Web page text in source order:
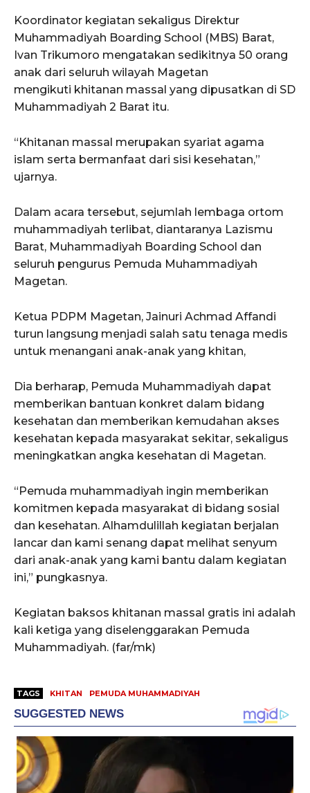
Koordinator kegiatan sekaligus Direktur
Muhammadiyah Boarding School (MBS) Barat,
Ivan Trikumoro mengatakan sedikitnya 50 orang
anak dari seluruh wilayah Magetan
mengikuti khitanan massal yang dipusatkan di SD
Muhammadiyah 2 Barat itu.
“Khitanan massal merupakan syariat agama
islam serta bermanfaat dari sisi kesehatan,”
ujarnya.
Dalam acara tersebut, sejumlah lembaga ortom
muhammadiyah terlibat, diantaranya Lazismu
Barat, Muhammadiyah Boarding School dan
seluruh pengurus Pemuda Muhammadiyah
Magetan.
Ketua PDPM Magetan, Jainuri Achmad Affandi
turun langsung menjadi salah satu tenaga medis
untuk menangani anak-anak yang khitan,
Dia berharap, Pemuda Muhammadiyah dapat
memberikan bantuan konkret dalam bidang
kesehatan dan memberikan kemudahan akses
kesehatan kepada masyarakat sekitar, sekaligus
meningkatkan angka kesehatan di Magetan.
“Pemuda muhammadiyah ingin memberikan
komitmen kepada masyarakat di bidang sosial
dan kesehatan. Alhamdulillah kegiatan berjalan
lancar dan kami senang dapat melihat senyum
dari anak-anak yang kami bantu dalam kegiatan
ini,” pungkasnya.
Kegiatan baksos khitanan massal gratis ini adalah
kali ketiga yang diselenggarakan Pemuda
Muhammadiyah. (far/mk)
TAGS KHITAN PEMUDA MUHAMMADIYAH